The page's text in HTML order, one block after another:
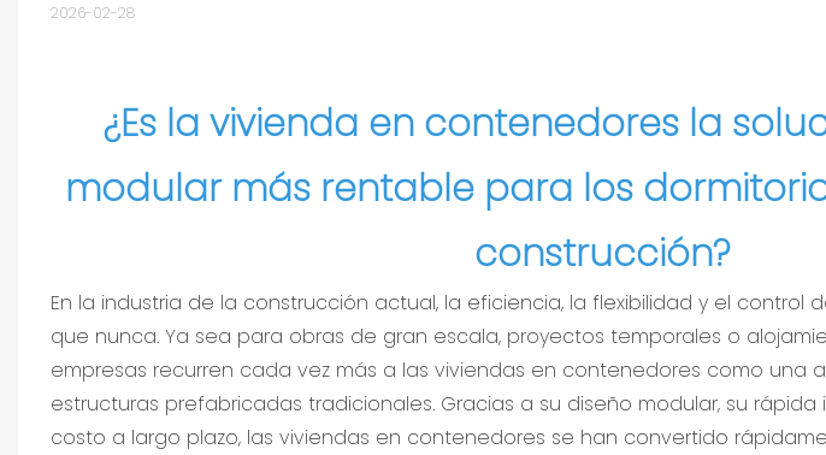
2026-02-28
¿Es la vivienda en contenedores la
modular más rentable para los
construcción?
En la industria de la construcción actual, la eficiencia, la flexibilidad y el control
que nunca. Ya sea para obras de gran escala, proyectos temporales o
empresas recurren cada vez más a las viviendas en contenedores como una
estructuras prefabricadas tradicionales. Gracias a su diseño modular, su
costo a largo plazo, las viviendas en contenedores se han convertido